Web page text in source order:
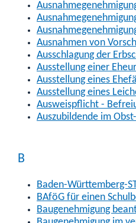
Ausnahmen von
Ausschlagung der
Ausstellung einer
Ausstellung eines
Ausstellung eines
Ausweispflicht -
Auszubildende im
B
Baden-Württemberg-
BAföG für einen
Baugenehmigung